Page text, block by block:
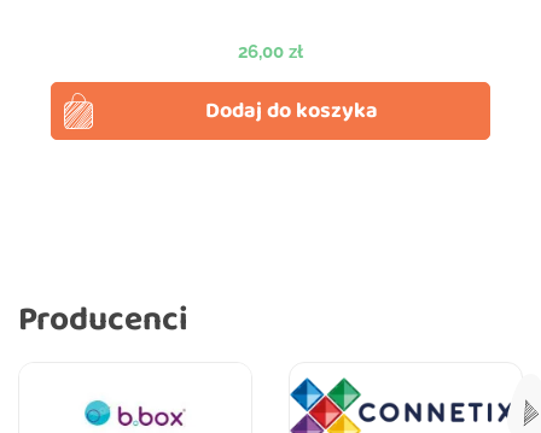
Cena
26,00 zł
Dodaj do koszyka
Producenci